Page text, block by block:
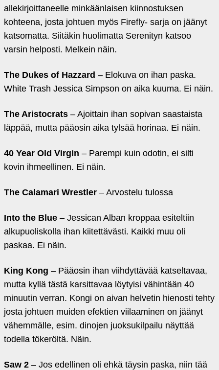
allekirjoittaneelle minkäänlaisen kiinnostuksen
kohteena, josta johtuen myös Firefly- sarja on jäänyt
katsomatta. Siitäkin huolimatta Serenityn katsoo
varsin helposti. Melkein näin.
The Dukes of Hazzard – Elokuva on ihan paska.
White Trash Jessica Simpson on aika kuuma. Ei näin.
The Aristocrats – Ajoittain ihan sopivan saastaista
läppää, mutta pääosin aika tylsää horinaa. Ei näin.
40 Year Old Virgin – Parempi kuin odotin, ei silti
kovin ihmeellinen. Ei näin.
The Calamari Wrestler – Arvostelu tulossa
Into the Blue – Jessican Alban kroppaa esiteltiin
alkupuoliskolla ihan kiitettävästi. Kaikki muu oli
paskaa. Ei näin.
King Kong – Pääosin ihan viihdyttävää katseltavaa,
mutta kyllä tästä karsittavaa löytyisi vähintään 40
minuutin verran. Kongi on aivan helvetin hienosti tehty
josta johtuen muiden efektien viilaaminen on jäänyt
vähemmälle, esim. dinojen juoksukilpailu näyttää
todella tökeröltä. Näin.
Saw 2 – Jos edellinen oli ehkä täysin paska, niin tää